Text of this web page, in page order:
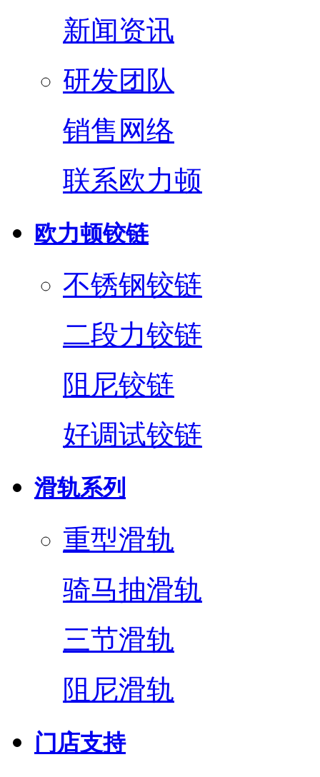
新闻资讯
研发团队
销售网络
联系欧力顿
欧力顿铰链
不锈钢铰链
二段力铰链
阻尼铰链
好调试铰链
滑轨系列
重型滑轨
骑马抽滑轨
三节滑轨
阻尼滑轨
门店支持